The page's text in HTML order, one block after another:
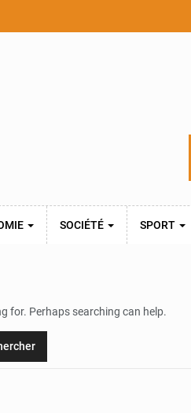
SOCIÉTÉ SPORT
for. Perhaps searching can help.